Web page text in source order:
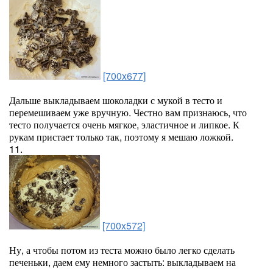
[700x677]
Дальше выкладываем шоколадки с мукой в тесто и
перемешиваем уже вручную. Честно вам признаюсь, что
тесто получается очень мягкое, эластичное и липкое. К
рукам пристает только так, поэтому я мешаю ложкой.
11.
[700x572]
Ну, а чтобы потом из теста можно было легко сделать
печеньки, даем ему немного застыть: выкладываем на